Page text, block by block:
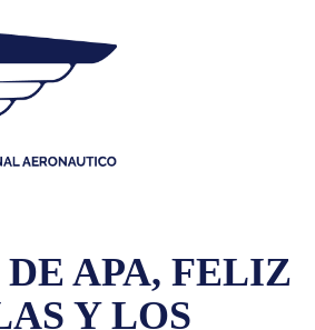
DE APA, FELIZ
Y LOS